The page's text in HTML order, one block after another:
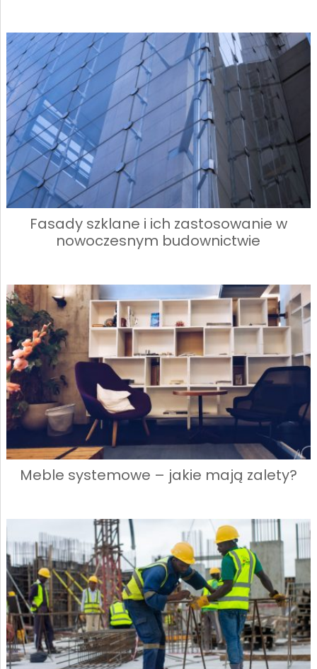
Fasady szklane i ich zastosowanie w
nowoczesnym budownictwie
Meble systemowe – jakie mają zalety?